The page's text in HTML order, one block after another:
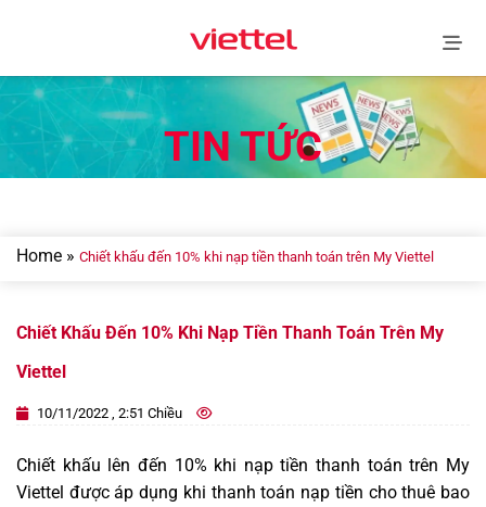
TIN TỨC
Home » Chiết khấu đến 10% khi nạp tiền thanh toán trên My Viettel
Chiết Khấu Đến 10% Khi Nạp Tiền Thanh Toán Trên My
Viettel
10/11/2022 , 2:51 Chiều
Chiết khấu lên đến 10% khi nạp tiền thanh toán trên My
Viettel được áp dụng khi thanh toán nạp tiền cho thuê bao